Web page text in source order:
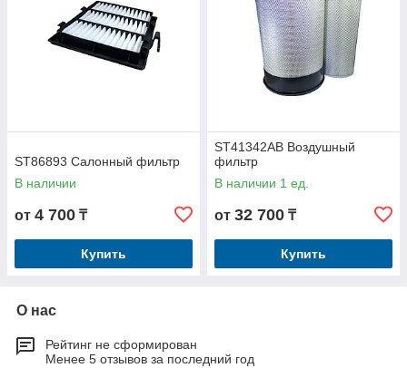
ST86893 Салонный фильтр
В наличии
от 4 700 ₸
Купить
ST41342AB Воздушный
фильтр
В наличии 1 ед.
от 32 700 ₸
Купить
О нас
Рейтинг не сформирован
Менее 5 отзывов за последний год